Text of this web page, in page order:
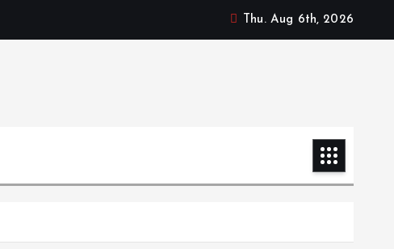
Thu. Aug 6th, 2026